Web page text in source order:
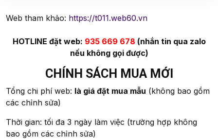
Web tham khảo: https://t011.web60.vn
HOTLINE đặt web: 935 669 678 (nhắn tin qua zalo
nếu không gọi được)
CHÍNH SÁCH MUA MỚI
Tổng chi phí web: là giá đặt mua mẫu (không bao gồm
các chỉnh sửa)
Thời gian: tối đa 3 ngày làm việc (trường hợp không
bao gồm các chỉnh sửa)